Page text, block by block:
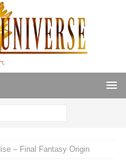
– Final Fantasy Origin